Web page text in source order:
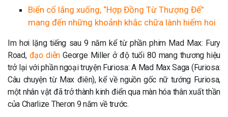
Biến cố lắng xuống, “Hợp Đồng Từ Thượng Đế”
mang đến những khoảnh khắc chữa lành hiếm hoi
Im hơi lặng tiếng sau 9 năm kể từ phần phim Mad Max: Fury
Road, đạo diễnGeorge Miller ở độ tuổi 80 mang thương hiệu
trở lại với phần ngoại truyện Furiosa: A Mad Max Saga (Furiosa:
Câu chuyện từ Max điên), kể về nguồn gốc nữ tướng Furiosa,
một nhân vật đã trở thành kinh điển qua màn hóa thân xuất thần
của Charlize Theron 9 năm về trước.